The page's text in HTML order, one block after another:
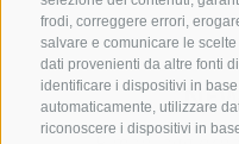
frodi, correggere errori,
salvare e comunicare le
dati provenienti da altre fonti
identificare i dispositivi in
automaticamente, utilizzare
riconoscere i dispositivi in